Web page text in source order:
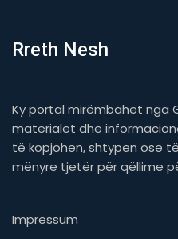
Rreth Nesh
Ky portal mirëmbahet nga
materialet dhe
të kopjohen, shtypen ose
mënyre tjetër për qëllime
Impressum